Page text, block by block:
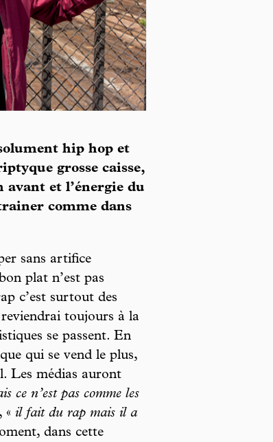
hip hop et
grosse caisse,
avant et l’énergie du
comme dans
sans artifice
plat n’est pas
c’est surtout des
reviendrai toujours à la
se passent. En
qui se vend le plus,
Les médias auront
ce n’est pas comme les
« il fait du rap mais il a
dans cette